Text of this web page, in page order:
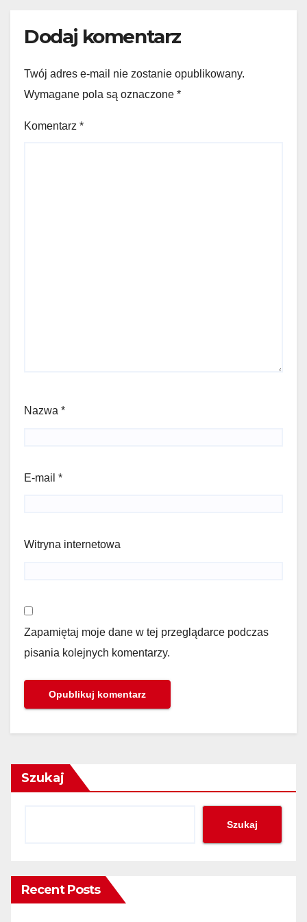
Dodaj komentarz
Twój adres e-mail nie zostanie opublikowany.
Wymagane pola są oznaczone *
Komentarz *
Nazwa *
E-mail *
Witryna internetowa
Zapamiętaj moje dane w tej przeglądarce podczas
pisania kolejnych komentarzy.
Szukaj
Szukaj
Recent Posts